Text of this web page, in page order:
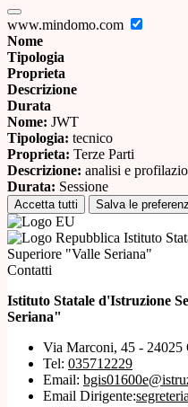
www.mindomo.com
Nome
Tipologia
Proprieta
Descrizione
Durata
Nome: JWT
Tipologia: tecnico
Proprieta: Terze Parti
Descrizione: analisi e
Durata: Sessione
Accetta tutti Salva le
Istituto
Superiore "Valle Seriana"
Contatti
Istituto Statale d'Istruzione
Seriana"
Via Marconi, 45 - 24025
Tel: 035712229
Email:
Email Dirigente: